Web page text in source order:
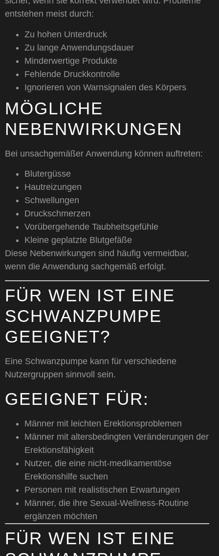
entstehen meist durch:
Zu hohen Unterdruck
Zu lange Anwendungsdauer
Minderwertige Produkte
Fehlende Druckkontrolle
Ignorieren von Warnsignalen des Körpers
MÖGLICHE
NEBENWIRKUNGEN
Bei unsachgemäßer Anwendung können auftreten:
Blutergüsse
Hautreizungen
Schwellungen
Druckschmerzen
Vorübergehende Taubheitsgefühle
Kleine geplatzte Blutgefäße
Diese Nebenwirkungen sind häufig vermeidbar,
wenn die Anwendung sachgemäß erfolgt.
FÜR WEN IST EINE
SCHWANZPUMPE
GEEIGNET?
Eine Schwanzpumpe kann für verschiedene
Nutzergruppen sinnvoll sein.
GEEIGNET FÜR:
Männer mit leichten Erektionsproblemen
Männer mit altersbedingten Veränderungen der
Erektionsfähigkeit
Nutzer, die eine nicht-medikamentöse
Erektionshilfe suchen
Personen mit realistischen Erwartungen
Männer, die ihre Sexual-Wellness-Routine
ergänzen möchten
FÜR WEN IST EINE